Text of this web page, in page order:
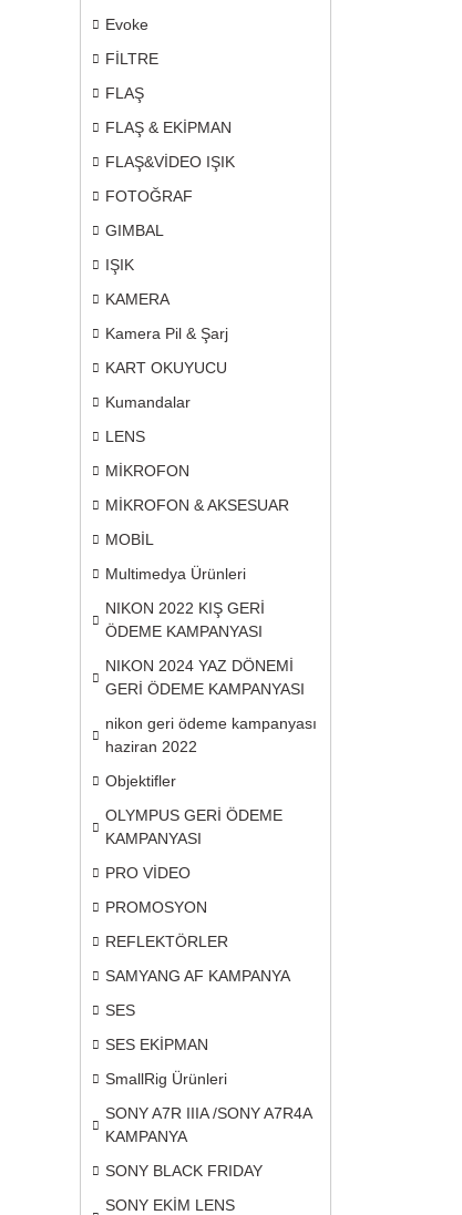
Evoke
FİLTRE
FLAŞ
FLAŞ & EKİPMAN
FLAŞ&VİDEO IŞIK
FOTOĞRAF
GIMBAL
IŞIK
KAMERA
Kamera Pil & Şarj
KART OKUYUCU
Kumandalar
LENS
MİKROFON
MİKROFON & AKSESUAR
MOBİL
Multimedya Ürünleri
NIKON 2022 KIŞ GERİ
ÖDEME KAMPANYASI
NIKON 2024 YAZ DÖNEMİ
GERİ ÖDEME KAMPANYASI
nikon geri ödeme kampanyası
haziran 2022
Objektifler
OLYMPUS GERİ ÖDEME
KAMPANYASI
PRO VİDEO
PROMOSYON
REFLEKTÖRLER
SAMYANG AF KAMPANYA
SES
SES EKİPMAN
SmallRig Ürünleri
SONY A7R IIIA /SONY A7R4A
KAMPANYA
SONY BLACK FRIDAY
SONY EKİM LENS